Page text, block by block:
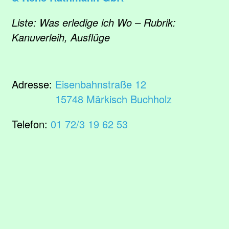
Liste: Was erledige ich Wo – Rubrik:
Kanuverleih, Ausflüge
Adresse: Eisenbahnstraße 12
15748 Märkisch Buchholz
Telefon: 01 72/3 19 62 53